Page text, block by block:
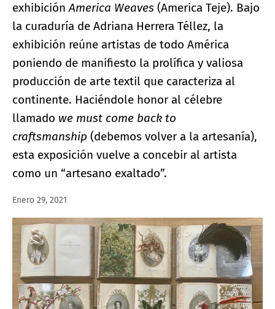
exhibiciónAmerica Weaves (America Teje). Bajo
la curaduría de Adriana Herrera Téllez, la
exhibición reúne artistas de todo América
poniendo de manifiesto la prolífica y valiosa
producción de arte textil que caracteriza al
continente. Haciéndole honor al célebre
llamado we must come back to
craftsmanship (debemos volver a la artesanía),
esta exposición vuelve a concebir al artista
como un “artesano exaltado”.
Enero 29, 2021